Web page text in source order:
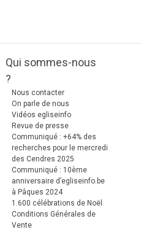
Qui sommes-nous
?
Nous contacter
On parle de nous
Vidéos egliseinfo
Revue de presse
Communiqué : +64% des
recherches pour le mercredi
des Cendres 2025
Communiqué : 10ème
anniversaire d’egliseinfo.be
à Pâques 2024
1.600 célébrations de Noël
Conditions Générales de
Vente